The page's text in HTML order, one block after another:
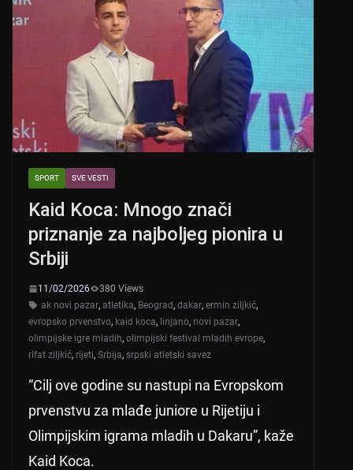
SPORT SVE VESTI
Kaid Koca: Mnogo znači
priznanje za najboljeg pionira u
Srbiji
11/02/2026
380 Views
ak novi pazar, atletika, Beograd, dakar, ermin ziljkić,
evropsko prvenstvo, kaid koca, linjano, novi pazar,
olimpijske igre mladih, olimpijski festival mladih evrope,
rifat ziljkić, rijeti, Srbija, srpski atletski savez
“Cilj ove godine su nastupi na Evropskom
prvenstvu za mlađe juniore u Rijetiju i
Olimpijskim igrama mladih u Dakaru”, kaže
Kaid Koca.